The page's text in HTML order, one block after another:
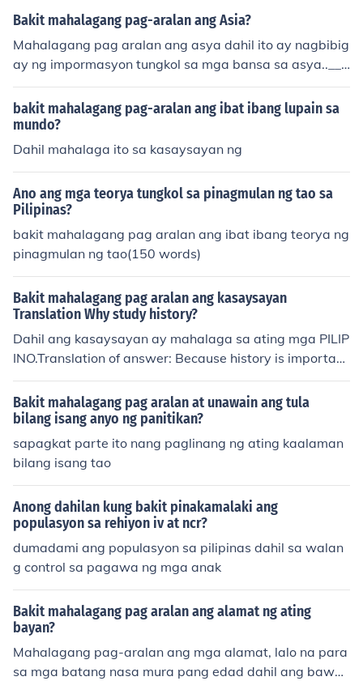
Bakit mahalagang pag-aralan ang Asia?
Mahalagang pag aralan ang asya dahil ito ay nagbibig
ay ng impormasyon tungkol sa mga bansa sa asya..___
______mark Anthony general---------------------mark_c
oco1910@yahoo.com
bakit mahalagang pag-aralan ang ibat ibang lupain sa
mundo?
Dahil mahalaga ito sa kasaysayan ng
Ano ang mga teorya tungkol sa pinagmulan ng tao sa
Pilipinas?
bakit mahalagang pag aralan ang ibat ibang teorya ng
pinagmulan ng tao(150 words)
Bakit mahalagang pag aralan ang kasaysayan
Translation Why study history?
Dahil ang kasaysayan ay mahalaga sa ating mga PILIP
INO.Translation of answer: Because history is important
in our PARTY
Bakit mahalagang pag aralan at unawain ang tula
bilang isang anyo ng panitikan?
sapagkat parte ito nang paglinang ng ating kaalaman
bilang isang tao
Anong dahilan kung bakit pinakamalaki ang
populasyon sa rehiyon iv at ncr?
dumadami ang populasyon sa pilipinas dahil sa walan
g control sa pagawa ng mga anak
Bakit mahalagang pag aralan ang alamat ng ating
bayan?
Mahalagang pag-aralan ang mga alamat, lalo na para
sa mga batang nasa mura pang edad dahil ang bawat